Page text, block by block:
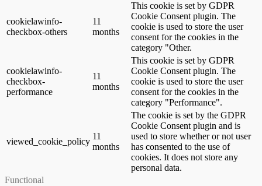
cookielawinfo-
checkbox-others
11
months
This cookie is set by GDPR
Cookie Consent plugin. The
cookie is used to store the user
consent for the cookies in the
category "Other.
cookielawinfo-
checkbox-
performance
11
months
This cookie is set by GDPR
Cookie Consent plugin. The
cookie is used to store the user
consent for the cookies in the
category "Performance".
viewed_cookie_policy
11
months
The cookie is set by the GDPR
Cookie Consent plugin and is
used to store whether or not user
has consented to the use of
cookies. It does not store any
personal data.
Functional